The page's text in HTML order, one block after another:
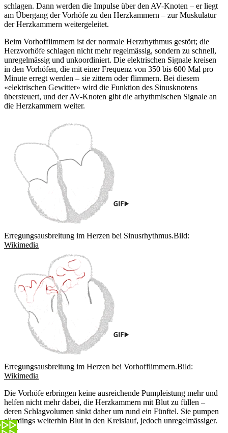
schlagen. Dann werden die Impulse über den AV-Knoten – er liegt
am Übergang der Vorhöfe zu den Herzkammern – zur Muskulatur
der Herzkammern weitergeleitet.
Beim Vorhofflimmern ist der normale Herzrhythmus gestört; die
Herzvorhöfe schlagen nicht mehr regelmässig, sondern zu schnell,
unregelmässig und unkoordiniert. Die elektrischen Signale kreisen
in den Vorhöfen, die mit einer Frequenz von 350 bis 600 Mal pro
Minute erregt werden – sie zittern oder flimmern. Bei diesem
«elektrischen Gewitter» wird die Funktion des Sinusknotens
übersteuert, und der AV-Knoten gibt die arhythmischen Signale an
die Herzkammern weiter.
Erregungsausbreitung im Herzen bei Sinusrhythmus.Bild:
Wikimedia
Erregungsausbreitung im Herzen bei Vorhofflimmern.Bild:
Wikimedia
Die Vorhöfe erbringen keine ausreichende Pumpleistung mehr und
helfen nicht mehr dabei, die Herzkammern mit Blut zu füllen –
deren Schlagvolumen sinkt daher um rund ein Fünftel. Sie pumpen
allerdings weiterhin Blut in den Kreislauf, jedoch unregelmässiger.